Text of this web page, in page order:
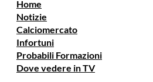
Home
Notizie
Calciomercato
Infortuni
Probabili Formazioni
Dove vedere in TV